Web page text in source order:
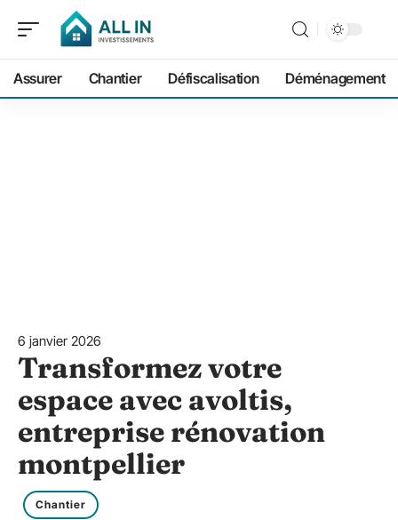
Assurer Chantier Défiscalisation Déménagement
6 janvier 2026
Transformez votre
espace avec avoltis,
entreprise rénovation
montpellier
Chantier